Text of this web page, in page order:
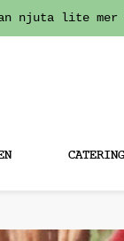
njuta lite